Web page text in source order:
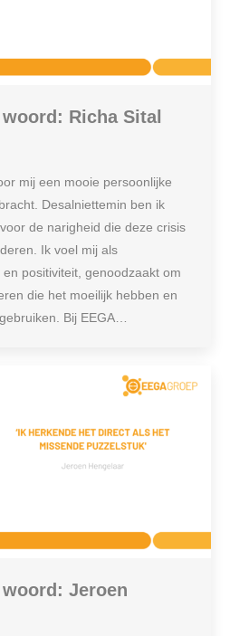
Richa Sital
mij een mooie persoonlijke
Desalniettemin ben ik
de narigheid die deze crisis
Ik voel mij als
positiviteit, genoodzaakt om
die het moeilijk hebben en
Bij EEGA…
Jeroen